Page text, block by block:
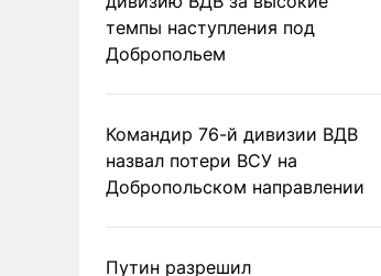
темпы наступления под
Добропольем
Командир 76-й дивизии ВДВ
назвал потери ВСУ на
Добропольском направлении
Путин разрешил